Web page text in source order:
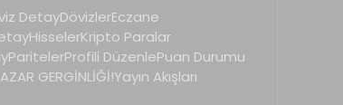
DetayDövizlerEczane
HisselerKripto Paralar
ParitelerProfili DüzenlePuan Durumu
GERGİNLİĞİ!Yayın Akışları